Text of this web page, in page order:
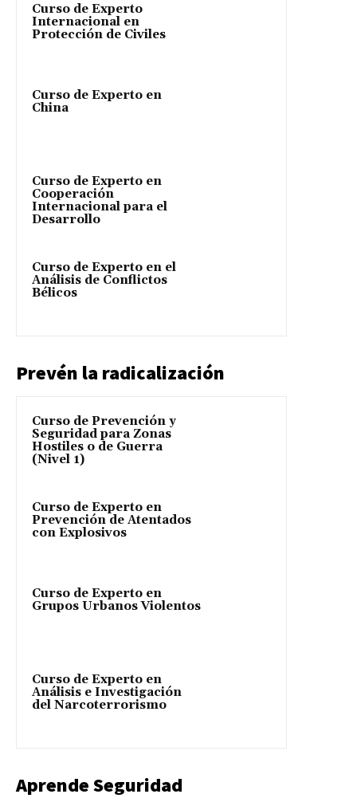
Curso de Experto
Internacional en
Protección de Civiles
Curso de Experto en
China
Curso de Experto en
Cooperación
Internacional para el
Desarrollo
Curso de Experto en el
Análisis de Conflictos
Bélicos
Prevén la radicalización
Curso de Prevención y
Seguridad para Zonas
Hostiles o de Guerra
(Nivel 1)
Curso de Experto en
Prevención de Atentados
con Explosivos
Curso de Experto en
Grupos Urbanos Violentos
Curso de Experto en
Análisis e Investigación
del Narcoterrorismo
Aprende Seguridad